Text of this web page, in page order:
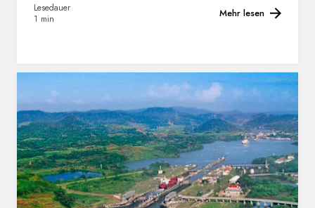
Lesedauer
1 min
Mehr lesen